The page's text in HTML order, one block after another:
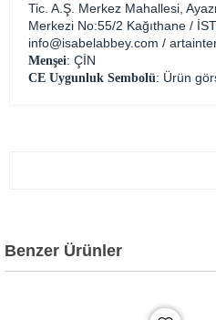
Tic. A.Ş. Merkez Mahallesi,
Merkezi No:55/2 Kağıthane /
info@isabelabbey.com /
Menşei: ÇİN
CE Uygunluk Sembolü: Ürün
Benzer Ürünler